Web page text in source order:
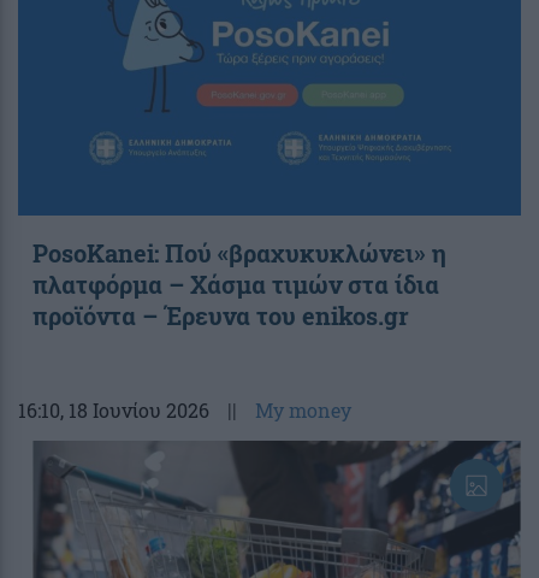
PosoKanei: Πού «βραχυκυκλώνει» η
πλατφόρμα – Χάσμα τιμών στα ίδια
προϊόντα – Έρευνα του enikos.gr
16:10, 18 Ιουνίου 2026 || My money